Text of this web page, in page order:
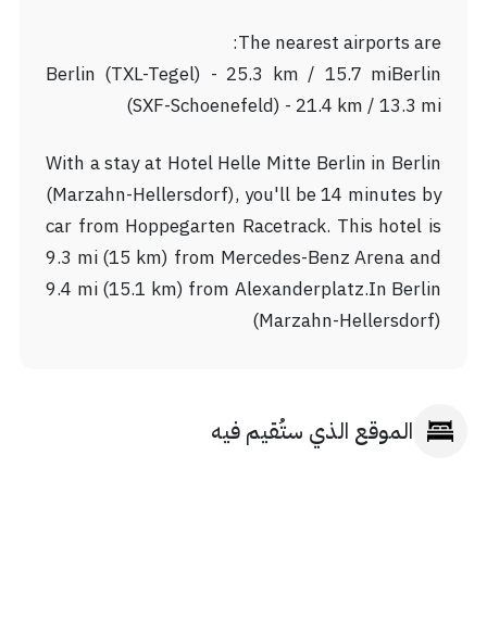
The nearest airports are:
Berlin (TXL-Tegel) - 25.3 km / 15.7 miBerlin
(SXF-Schoenefeld) - 21.4 km / 13.3 mi
With a stay at Hotel Helle Mitte Berlin in Berlin
(Marzahn-Hellersdorf), you'll be 14 minutes by
car from Hoppegarten Racetrack. This hotel is
9.3 mi (15 km) from Mercedes-Benz Arena and
9.4 mi (15.1 km) from Alexanderplatz.In Berlin
(Marzahn-Hellersdorf)
الموقع الذي ستُقيم فيه